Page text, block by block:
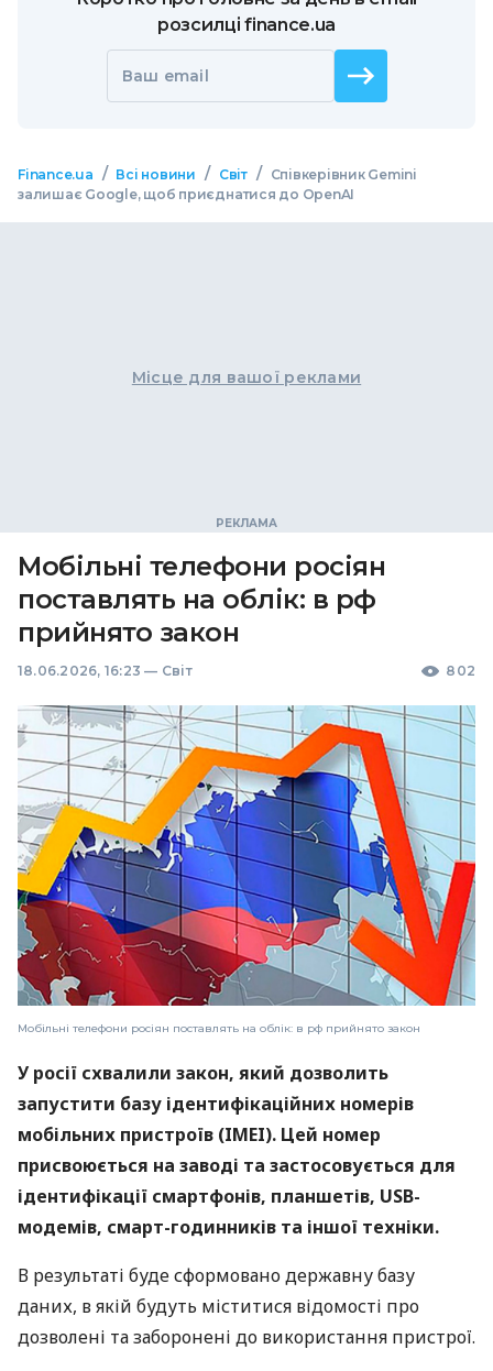
розсилці finance.ua
Ваш email
Finance.ua / Всі новини / Світ /
Співкерівник Gemini
залишає Google, щоб приєднатися до OpenAI
Місце для вашої реклами
Мобільні телефони росіян
поставлять на облік: в рф
прийнято закон
18.06.2026, 16:23 — Світ 802
Мобільні телефони росіян поставлять на облік: в рф прийнято закон
У росії схвалили закон, який дозволить
запустити базу ідентифікаційних номерів
мобільних пристроїв (IMEI). Цей номер
присвоюється на заводі та застосовується для
ідентифікації смартфонів, планшетів, USB-
модемів, смарт-годинників та іншої техніки.
В результаті буде сформовано державну базу
даних, в якій будуть міститися відомості про
дозволені та заборонені до використання пристрої.